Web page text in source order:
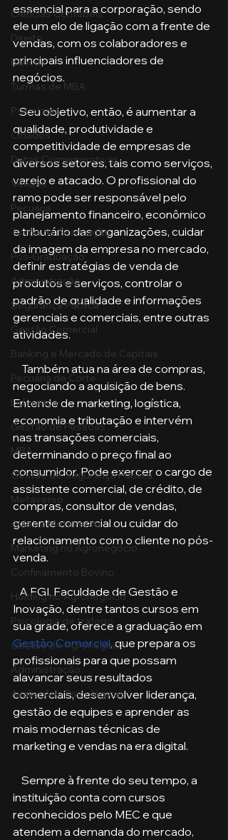
Ciências Contábeis
Direito
Bancos
Turmas de MBA
Psicologia
Cidades
Datas Comemorativas
Vendas
Pecuária
Turma de Graduação
Pós-Graduação
Administração
Segurança Publica
Gestão Comercial
Banking e Mercado de Capitais
Pecuária de Corte
Liderança
Gestão de Pessoas
MBA
Gestão de Segurança Publica
Metaverso
Aula no Metaverso
Marketing no Agronegócio
Confinamento Bovino
Holding no Agronegócio
Psicologia de tráfego
Gestão do Agronegócio
Administração
Avaliações Psicológicas
essencial para a corporação, sendo
ele um elo de ligação com a frente de
vendas, com os colaboradores e
principais influenciadores de
negócios.
   Seu objetivo, então, é aumentar a
qualidade, produtividade e
competitividade de empresas de
diversos setores, tais como serviços,
varejo e atacado. O profissional do
ramo pode ser responsável pelo
planejamento financeiro, econômico
e tributário das organizações, cuidar
da imagem da empresa no mercado,
definir estratégias de venda de
produtos e serviços, controlar o
padrão de qualidade e informações
gerenciais e comerciais, entre outras
atividades.
negociando a aquisição de bens.
Entende de marketing, logística,
economia e tributação e intervém
nas transações comerciais,
determinando o preço final ao
consumidor. Pode exercer o cargo de
assistente comercial, de crédito, de
compras, consultor de vendas,
gerente comercial ou cuidar do
relacionamento com o cliente no pós-
venda.
   A FGI, Faculdade de Gestão e
Inovação, dentre tantos cursos em
sua grade, oferece a graduação em
Gestão Comercial, que prepara os
profissionais para que possam
alavancar seus resultados
comerciais, desenvolver liderança,
gestão de equipes e aprender as
mais modernas técnicas de
marketing e vendas na era digital.
instituição conta com cursos
reconhecidos pelo MEC e que
atendem a demanda do mercado,